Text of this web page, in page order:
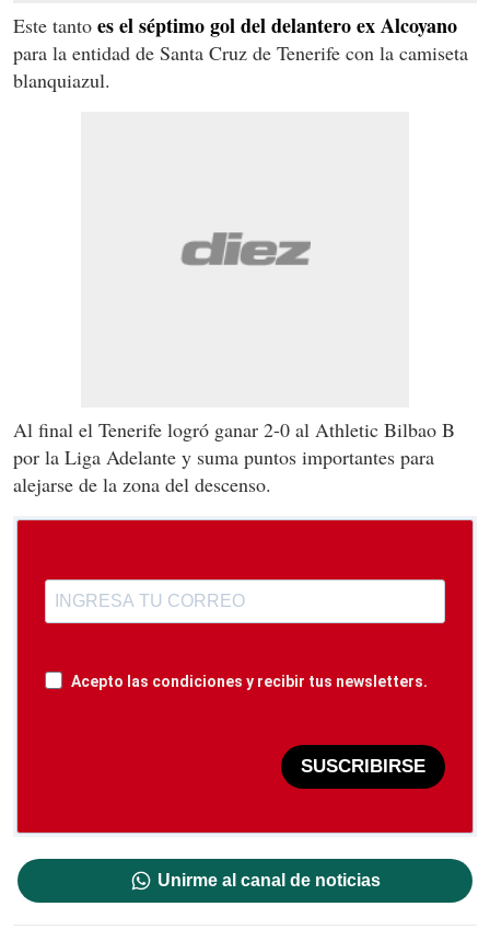
Este tanto es el séptimo gol del delantero ex Alcoyano
para la entidad de Santa Cruz de Tenerife con la camiseta
blanquiazul.
Al final el Tenerife logró ganar 2-0 al Athletic Bilbao B
por la Liga Adelante y suma puntos importantes para
alejarse de la zona del descenso.
Acepto las condiciones y recibir tus newsletters.
SUSCRIBIRSE
Unirme al canal de noticias